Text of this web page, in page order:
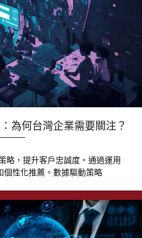
為何台灣企業需要關注？
略，提升客戶忠誠度。通過運用
個性化推薦。數據驅動策略